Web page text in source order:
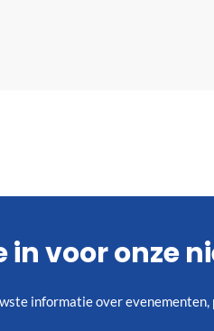
in voor onze
informatie over evenementen,